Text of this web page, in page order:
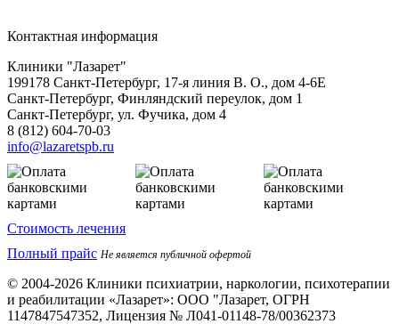
Контактная информация
Клиники "Лазарет"
199178 Санкт-Петербург, 17-я линия В. О., дом 4-6Е
Санкт-Петербург, Финляндский переулок, дом 1
Санкт-Петербург, ул. Фучика, дом 4
8 (812) 604-70-03
info@lazaretspb.ru
Стоимость лечения
Полный прайс Не является публичной офертой
© 2004-2026 Клиники психиатрии, наркологии, психотерапии
и реабилитации «Лазарет»: ООО "Лазарет, ОГРН
1147847547352, Лицензия № Л041-01148-78/00362373